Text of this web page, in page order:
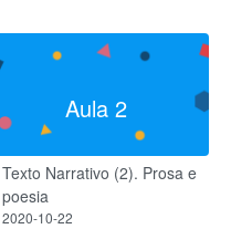
Aula 2
Texto Narrativo (2). Prosa e
poesia
2020-10-22